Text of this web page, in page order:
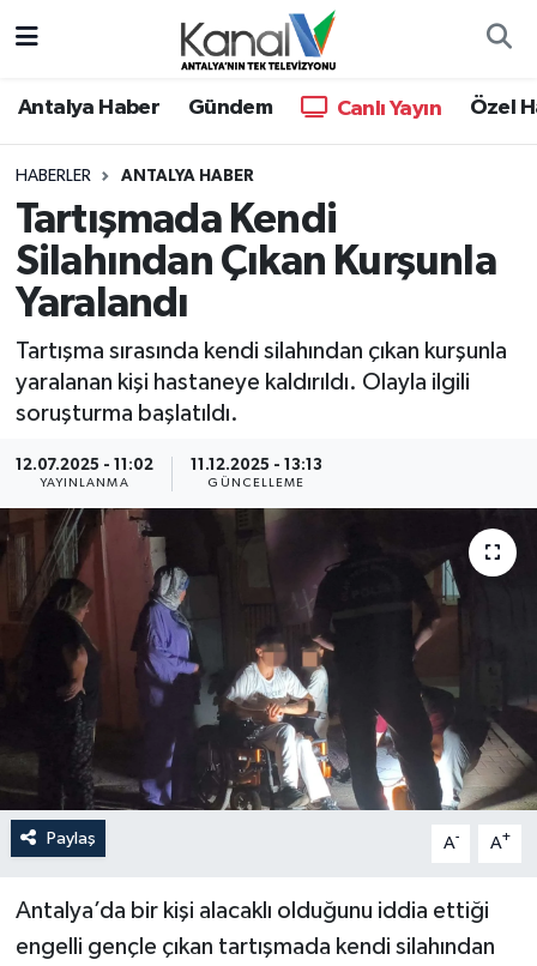
Antalya Haber Gündem Canlı Yayın Özel
HABERLER ANTALYA HABER
Tartışmada Kendi
Silahından Çıkan Kurşunla
Yaralandı
Tartışma sırasında kendi silahından çıkan kurşunla
yaralanan kişi hastaneye kaldırıldı. Olayla ilgili
soruşturma başlatıldı.
12.07.2025 - 11:02
YAYINLANMA
11.12.2025 - 13:13
GÜNCELLEME
Paylaş A- A+
Antalya’da bir kişi alacaklı olduğunu iddia ettiği
engelli gençle çıkan tartışmada kendi silahından
Antalya Haber
Dünya
Eğitim
Gündem
Günün Manşetleri
Haber Kuşakları
Haberler
KANALV Spor
Kültür Sanat
Magazin
Öğle Bülteni
Siyaset
Hava Durumu
Trafik Durumu
Süper Lig Puan Durumu ve Fikstür
Son Dakika Haberleri
Haber Arşivi